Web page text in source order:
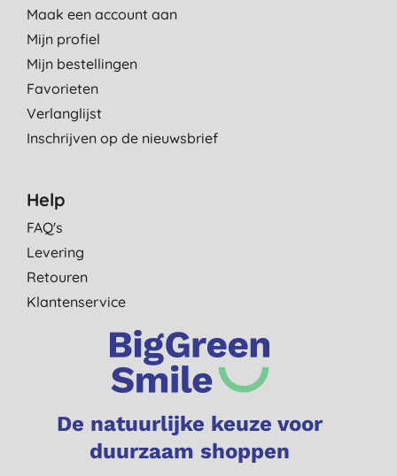
Maak een account aan
Mijn profiel
Mijn bestellingen
Favorieten
Verlanglijst
Inschrijven op de nieuwsbrief
Help
FAQ's
Levering
Retouren
Klantenservice
De natuurlijke keuze voor
duurzaam shoppen